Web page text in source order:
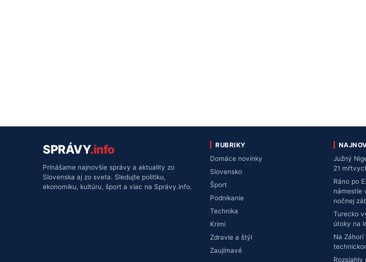
SPRÁVY.info
Prinášame najnovšie správy a aktuality zo
Slovenska aj zo sveta. Sledujte politiku,
ekonomiku, kultúru, šport a viac na Správy.info.
RUBRIKY
Domáce novinky
Slovensko
Šport
Podnikanie
Technika
Krimi
Zdravie a štýl
Zaujímavé
Južný
21
Ráno po
námestie
nočnej
Turecko
útoky na
Na
Rozsiahly